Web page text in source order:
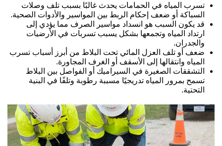
تسرب المياه في الحمامات يحدث غالبًا بسبب تلف وصلات
السباكة أو ضعف إحكام الربط بين المواسير والأدوات الصحية.
قد يكون السبب هو انسداد مواسير الصرف مما يؤدي إلى
ارتداد المياه وتجمعها بشكل يسبب تسربات في الأرضيات
والجدران.
ضعف أو تلف العزل المائي تحت البلاط من أبرز أسباب تسرب
المياه وانتقالها إلى الأسقف أو الغرف المجاورة.
التشققات الصغيرة في السيراميك أو الفواصل بين البلاط
تسمح بمرور المياه تدريجيًا مسببة رطوبة وتلفًا في البنية
التحتية.